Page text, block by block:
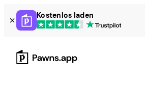
Skip
to
content
Kostenlos laden